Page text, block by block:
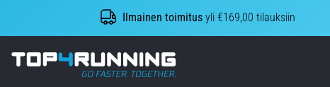
Ilmainen toimitus yli €169,00 tilauksiin
Top4Running.fi